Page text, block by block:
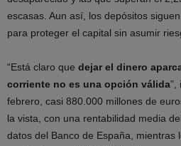
escasas. Aun así, los depósitos
para proteger el capital sin asumir
“Está claro que dejar el dinero
corriente no es una opción válida”,
febrero, casi 880.000 millones de
la vista, con una rentabilidad media
datos del Banco de España, mientras